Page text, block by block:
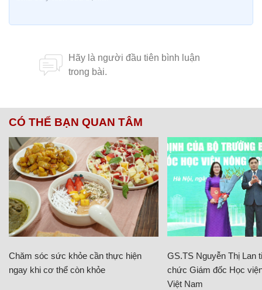
CÓ THỂ BẠN QUAN TÂM
Chăm sóc sức khỏe cần thực hiện
ngay khi cơ thể còn khỏe
GS.TS Nguyễn Thị Lan
chức Giám đốc Học
Việt Nam